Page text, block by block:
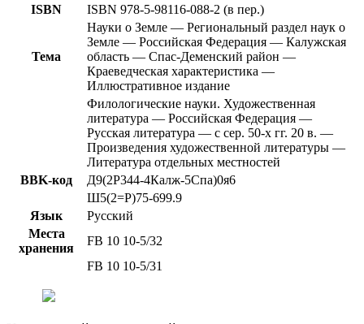
ISBN
ISBN 978-5-98116-088-2 (в пер.)
Тема
Науки о Земле — Региональный раздел наук о
Земле — Российская Федерация — Калужская
область — Спас-Деменский район —
Краеведческая характеристика —
Иллюстративное издание
Филологические науки. Художественная
литература — Российская Федерация —
Русская литература — с сер. 50-х гг. 20 в. —
Произведения художественной литературы —
Литература отдельных местностей
BBK-код
Д9(2Р344-4Калж-5Спа)0я6
Ш5(2=Р)75-699.9
Язык
Русский
Места
хранения
FB 10 10-5/32
FB 10 10-5/31